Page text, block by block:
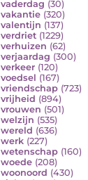
vaderdag (30)
vakantie (320)
valentijn (137)
verdriet (1229)
verhuizen (62)
verjaardag (300)
verkeer (120)
voedsel (167)
vriendschap (723)
vrijheid (894)
vrouwen (501)
welzijn (535)
wereld (636)
werk (227)
wetenschap (160)
woede (208)
woonoord (430)